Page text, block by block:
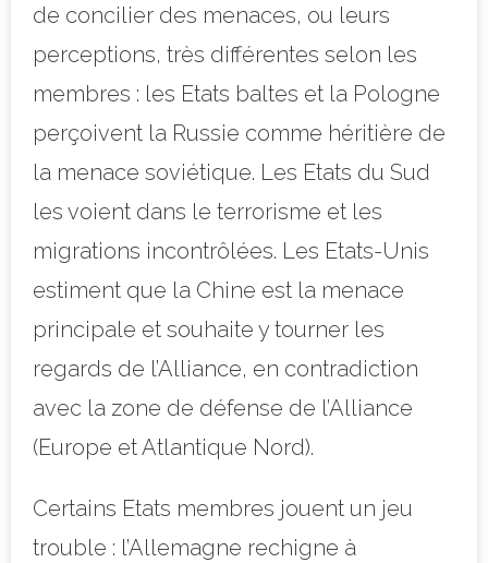
de concilier des menaces, ou leurs
perceptions, très différentes selon les
membres : les Etats baltes et la Pologne
perçoivent la Russie comme héritière de
la menace soviétique. Les Etats du Sud
les voient dans le terrorisme et les
migrations incontrôlées. Les Etats-Unis
estiment que la Chine est la menace
principale et souhaite y tourner les
regards de l’Alliance, en contradiction
avec la zone de défense de l’Alliance
(Europe et Atlantique Nord).
Certains Etats membres jouent un jeu
trouble : l’Allemagne rechigne à